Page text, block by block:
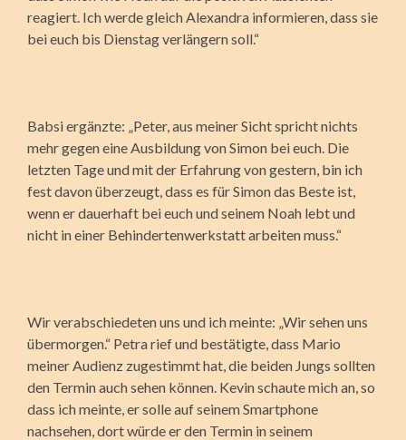
reagiert. Ich werde gleich Alexandra informieren, dass sie
bei euch bis Dienstag verlängern soll.“
Babsi ergänzte: „Peter, aus meiner Sicht spricht nichts
mehr gegen eine Ausbildung von Simon bei euch. Die
letzten Tage und mit der Erfahrung von gestern, bin ich
fest davon überzeugt, dass es für Simon das Beste ist,
wenn er dauerhaft bei euch und seinem Noah lebt und
nicht in einer Behindertenwerkstatt arbeiten muss.“
Wir verabschiedeten uns und ich meinte: „Wir sehen uns
übermorgen.“ Petra rief und bestätigte, dass Mario
meiner Audienz zugestimmt hat, die beiden Jungs sollten
den Termin auch sehen können. Kevin schaute mich an, so
dass ich meinte, er solle auf seinem Smartphone
nachsehen, dort würde er den Termin in seinem